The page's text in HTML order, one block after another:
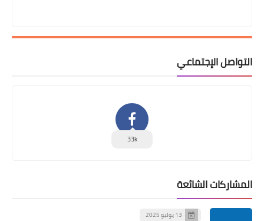
التواصل الإجتماعي
33k
المشاركات الشائعة
13 يوليو 2025